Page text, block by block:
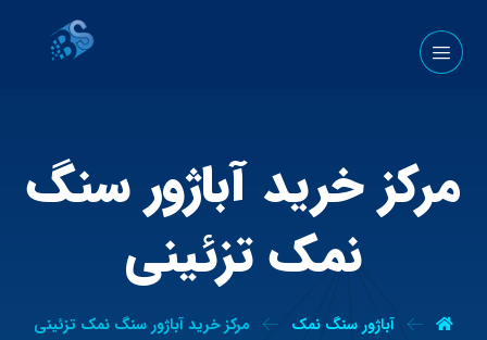
مرکز خرید آباژور سنگ
نمک تزئینی
آباژور سنگ نمک مرکز خرید آباژور سنگ نمک تزئینی